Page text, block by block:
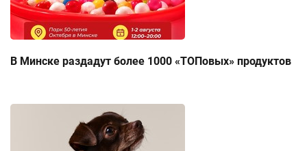
В Минске раздадут более 1000 «ТОПовых» продуктов